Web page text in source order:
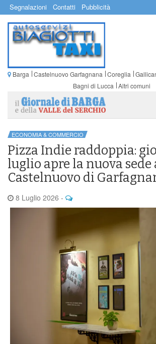
Segnalazioni Contatti Pubblicità
Barga Castelnuovo Garfagnana Coreglia
Bagni di Lucca Altri comuni
ECONOMIA & COMMERCIO
Pizza Indie raddoppia:
luglio apre la nuova sede
Castelnuovo di
8 Luglio 2026 -